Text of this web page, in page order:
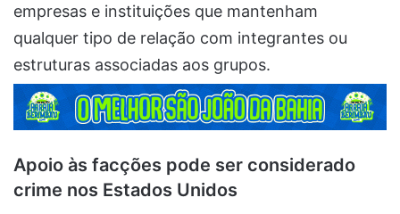
empresas e instituições que mantenham
qualquer tipo de relação com integrantes ou
estruturas associadas aos grupos.
Apoio às facções pode ser considerado
crime nos Estados Unidos